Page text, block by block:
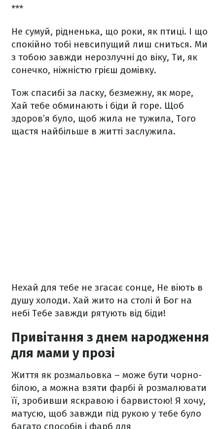
***
Не сумуй, рідненька, що роки, як птиці. І що
спокійно тобі невсипущий лиш сниться. Ми
з тобою завжди нерозлучні до віку, Ти, як
сонечко, ніжністю грієш домівку.
Тож спасибі за ласку, безмежну, як море,
Хай тебе обминають і біди й горе. Щоб
здоров’я було, щоб жила не тужила, Того
щастя найбільше в житті заслужила.
Нехай для тебе не згасає сонце, Не віють в
душу холоди. Хай жито на столі й Бог на
небі Тебе завжди рятують від біди!
Привітання з днем народження
для мами у прозі
Життя як розмальовка – може бути чорно-
білою, а можна взяти фарбі й розмалювати
її, зробивши яскравою і барвистою! Я хочу,
матусю, щоб завжди під рукою у тебе було
багато способів і фарб для